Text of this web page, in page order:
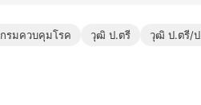
กรมควบคุมโรค วุฒิ ป.ตรี วุฒิ ป.ตรี/